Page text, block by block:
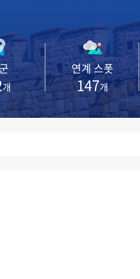
개
연계 스폿
147개